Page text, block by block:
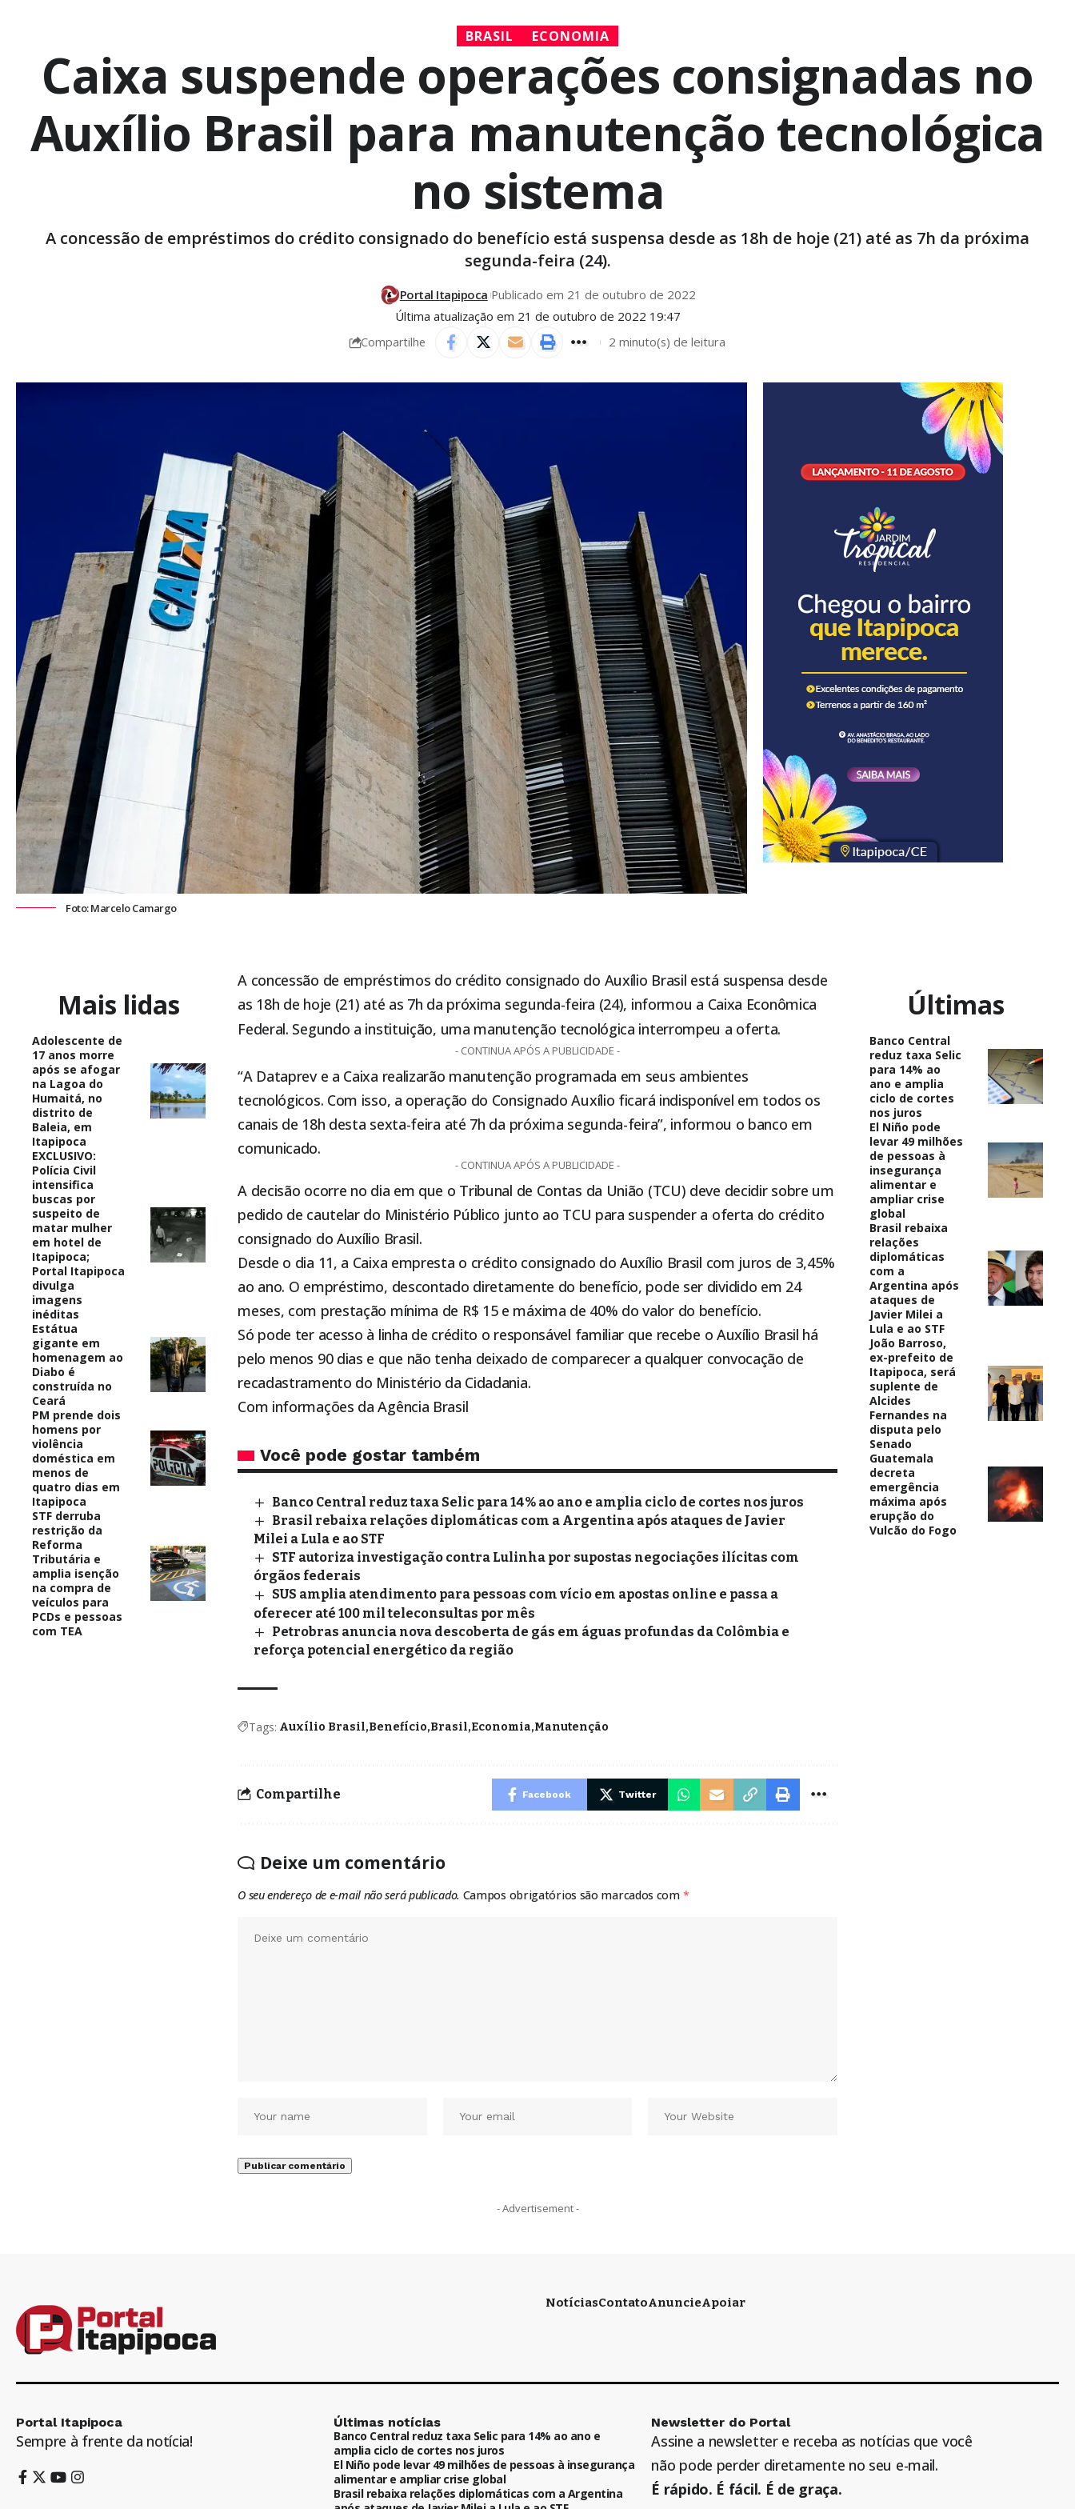
BRASIL ECONOMIA
Caixa suspende operações consignadas no
Auxílio Brasil para manutenção tecnológica
no sistema
A concessão de empréstimos do crédito consignado do benefício está suspensa desde as 18h de hoje (21) até as 7h da próxima
segunda-feira (24).
Última atualização em 21 de outubro de 2022 19:47
Portal Itapipoca Publicado em 21 de outubro de 2022
Compartilhe 2 minuto(s) de leitura
Foto: Marcelo Camargo
Mais lidas
Adolescente de
17 anos morre
após se afogar
na Lagoa do
Humaitá, no
distrito de
Baleia, em
Itapipoca
EXCLUSIVO:
Polícia Civil
intensifica
buscas por
suspeito de
matar mulher
em hotel de
Itapipoca;
Portal Itapipoca
divulga
imagens
inéditas
Estátua
gigante em
homenagem ao
Diabo é
construída no
Ceará
PM prende dois
homens por
violência
doméstica em
menos de
quatro dias em
Itapipoca
STF derruba
restrição da
Reforma
Tributária e
amplia isenção
na compra de
veículos para
PCDs e pessoas
com TEA
A concessão de empréstimos do crédito consignado do Auxílio Brasil está suspensa desde
as 18h de hoje (21) até as 7h da próxima segunda-feira (24), informou a Caixa Econômica
Federal. Segundo a instituição, uma manutenção tecnológica interrompeu a oferta.
- CONTINUA APÓS A PUBLICIDADE -
“A Dataprev e a Caixa realizarão manutenção programada em seus ambientes
tecnológicos. Com isso, a operação do Consignado Auxílio ficará indisponível em todos os
canais de 18h desta sexta-feira até 7h da próxima segunda-feira”, informou o banco em
comunicado.
- CONTINUA APÓS A PUBLICIDADE -
A decisão ocorre no dia em que o Tribunal de Contas da União (TCU) deve decidir sobre um
pedido de cautelar do Ministério Público junto ao TCU para suspender a oferta do crédito
consignado do Auxílio Brasil.
Desde o dia 11, a Caixa empresta o crédito consignado do Auxílio Brasil com juros de 3,45%
ao ano. O empréstimo, descontado diretamente do benefício, pode ser dividido em 24
meses, com prestação mínima de R$ 15 e máxima de 40% do valor do benefício.
Só pode ter acesso à linha de crédito o responsável familiar que recebe o Auxílio Brasil há
pelo menos 90 dias e que não tenha deixado de comparecer a qualquer convocação de
recadastramento do Ministério da Cidadania.
Com informações da Agência Brasil
Você pode gostar também
Banco Central reduz taxa Selic para 14% ao ano e amplia ciclo de cortes nos juros
Brasil rebaixa relações diplomáticas com a Argentina após ataques de Javier
Milei a Lula e ao STF
STF autoriza investigação contra Lulinha por supostas negociações ilícitas com
órgãos federais
SUS amplia atendimento para pessoas com vício em apostas online e passa a
oferecer até 100 mil teleconsultas por mês
Petrobras anuncia nova descoberta de gás em águas profundas da Colômbia e
reforça potencial energético da região
Tags: Auxílio Brasil Benefício Brasil Economia Manutenção
Compartilhe Facebook Twitter
Deixe um comentário
O seu endereço de e-mail não será publicado. Campos obrigatórios são marcados com *
- Advertisement -
Últimas
Banco Central
reduz taxa Selic
para 14% ao
ano e amplia
ciclo de cortes
nos juros
El Niño pode
levar 49 milhões
de pessoas à
insegurança
alimentar e
ampliar crise
global
Brasil rebaixa
relações
diplomáticas
com a
Argentina após
ataques de
Javier Milei a
Lula e ao STF
João Barroso,
ex-prefeito de
Itapipoca, será
suplente de
Alcides
Fernandes na
disputa pelo
Senado
Guatemala
decreta
emergência
máxima após
erupção do
Vulcão do Fogo
NotíciasContatoAnuncieApoiar
Portal Itapipoca
Sempre à frente da notícia!
Últimas notícias
Banco Central reduz taxa Selic para 14% ao ano e
amplia ciclo de cortes nos juros
El Niño pode levar 49 milhões de pessoas à insegurança
alimentar e ampliar crise global
Brasil rebaixa relações diplomáticas com a Argentina
Newsletter do Portal
Assine a newsletter e receba as notícias que você
não pode perder diretamente no seu e-mail.
É rápido. É fácil. É de graça.